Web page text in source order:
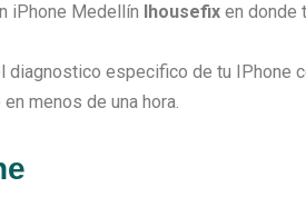
iPhone Medellín Ihousefixen donde
diagnostico especifico de tu IPhone
menos de una hora.